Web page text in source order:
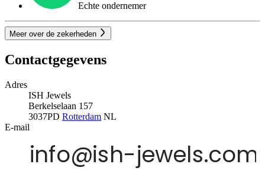
Echte ondernemer
Meer over de zekerheden
Contactgegevens
Adres
ISH Jewels
Berkelselaan 157
3037PD Rotterdam NL
E-mail